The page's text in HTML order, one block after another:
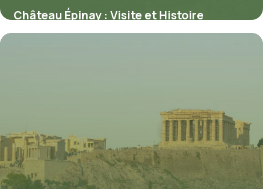
Château Épinay : Visite et Histoire
4 juin 2026